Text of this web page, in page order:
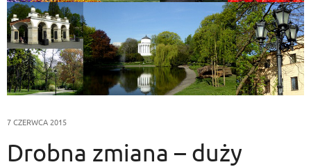
7 CZERWCA 2015
Drobna zmiana – duży